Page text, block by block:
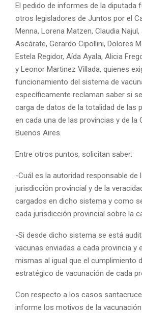
El pedido de informes de la diputada
otros legisladores de Juntos por el
Menna, Lorena Matzen, Claudia
Ascárate, Gerardo Cipollini, Dolores
Estela Regidor, Aída Ayala, Alicia
y Leonor Martinez Villada, quienes
funcionamiento del sistema de
específicamente reclaman saber si
carga de datos de la totalidad de las
en cada una de las provincias y de la
Buenos Aires.
Entre otros puntos, solicitan saber:
-Cuál es la autoridad responsable de
jurisdicción provincial y de la
cargados en dicho sistema y como
cada jurisdicción provincial sobre la
-Si desde dicho sistema se está
vacunas enviadas a cada provincia y
mismas al igual que el cumplimiento
estratégico de vacunación de cada
Con respecto a los casos
informe los motivos de la